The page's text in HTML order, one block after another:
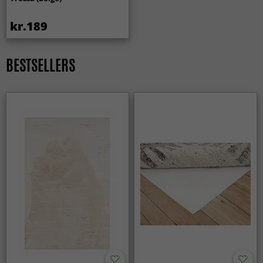
Kan et rundt tæppe hjælpe med at indramme en
Ja, et rundt tæppe er perfekt til at skabe et naturligt
midtpunkt — for eksempel under et sofabord eller i en
kr.189
BESTSELLERS